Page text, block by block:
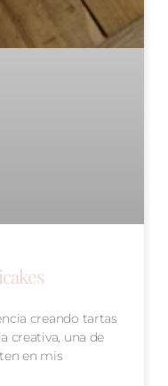
creando tartas
creativa, una de
en mis